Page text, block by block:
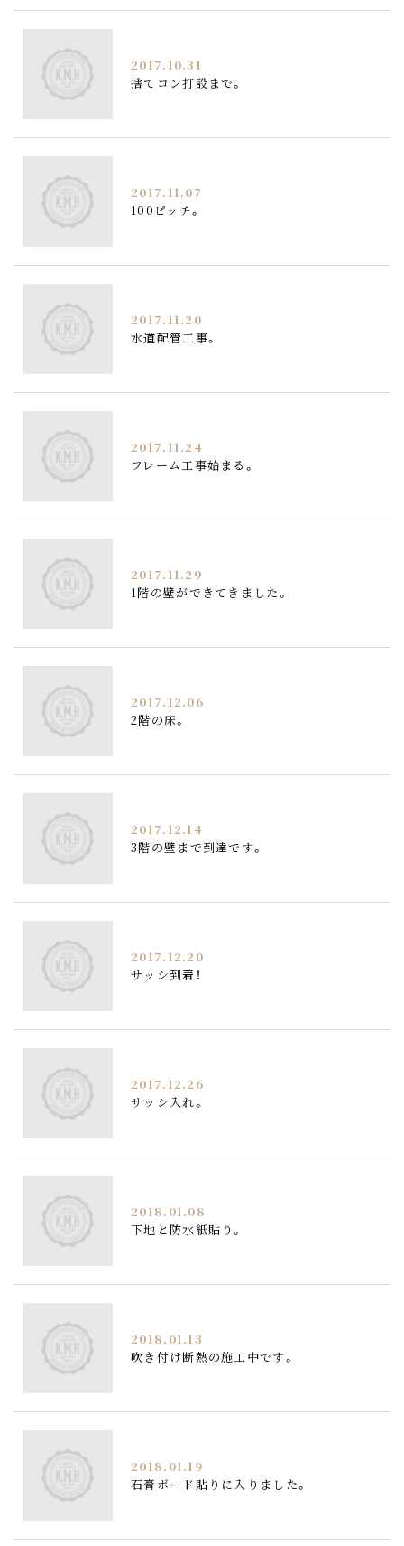
2017.10.31
捨てコン打設まで。
2017.11.07
100ピッチ。
2017.11.20
水道配管工事。
2017.11.24
フレーム工事始まる。
2017.11.29
1階の壁ができてきました。
2017.12.06
2階の床。
2017.12.14
3階の壁まで到達です。
2017.12.20
サッシ到着！
2017.12.26
サッシ入れ。
2018.01.08
下地と防水紙貼り。
2018.01.13
吹き付け断熱の施工中です。
2018.01.19
石膏ボード貼りに入りました。